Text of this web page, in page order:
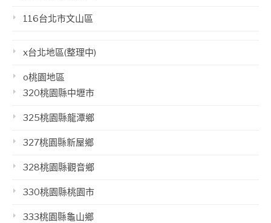
116台北市文山區
x台北地區(整理中)
o桃園地區
320桃園縣中壢市
325桃園縣龍潭鄉
327桃園縣新屋鄉
328桃園縣觀音鄉
330桃園縣桃園市
333桃園縣龜山鄉